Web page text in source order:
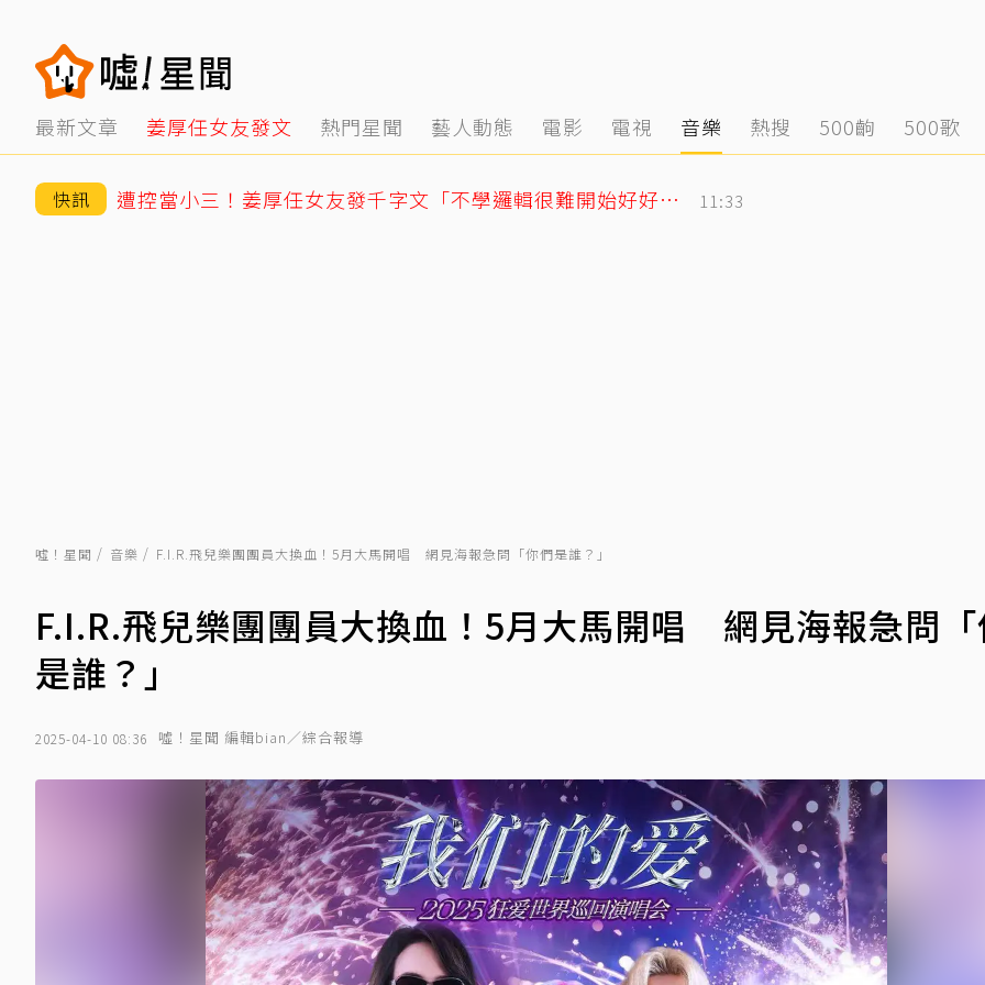
最新文章 姜厚任女友發文 熱門星聞 藝人動態 電影 電視 音樂 熱搜 500齣 500歌
快訊 遭控當小三！姜厚任女友發千字文「不學邏輯很難開始好好活」 11:33
噓！星聞 音樂 F.I.R.飛兒樂團團員大換血！5月大馬開唱 網見海報急問「你們是誰？」
F.I.R.飛兒樂團團員大換血！5月大馬開唱 網見海報急問
是誰？」
2025-04-10 08:36 噓！星聞 編輯bian／綜合報導